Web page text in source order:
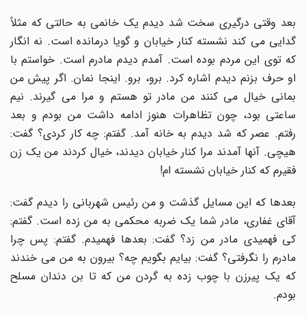
بعد وقتی درگیری سخت شد دیدم یک خانمی به حالتی که مثلاً
گدایی می کند نشسته کنار خیابان و گویا درمانده است. نه انگار
که توی این مردم بوده است. آمدم دیدم مادرم است. خواستم با
او حرف بزنم دیدم اشاره کرد. برو، برو. اینجا نمان. اگر پیش من
بمانی خیال می کنند من مادر تو هستم و مرا می گیرند. نیم
ساعتی بود، چون تظاهرات هنوز ادامه داشت من بودم و بعد
رفتم. عصر که شد دیدم به خانه آمد. گفتم: چه کار کردی؟ گفت:
هیچی. آنها آمدند مرا کنار خیابان دیدند، خیال کردند من یک زن
فقیرم که کنار خیابان نشسته ام!
بعدها که این مسایل گذشت و من رئیس شهربانی را دیدم گفت:
آقای غفاری، مادر شما یک ضربه محکمی به من زده است. گفتم:
کی فهمیدی مادر من زد؟ گفت: بعدها فهمیدم. گفتم: پس چرا
مادرم را نگرفتی؟ گفت: بیایم بگویم چه؟ بیرون به من می خندند
که یک پیرزن با چوب زده به گردن من که تا بن دندان مسلح
بودم.